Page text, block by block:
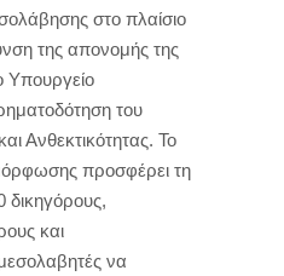
στο πλαίσιο
της απονομής της
Υπουργείο
του
Ανθεκτικότητας. Το
προσφέρει τη
δικηγόρους,
και
να